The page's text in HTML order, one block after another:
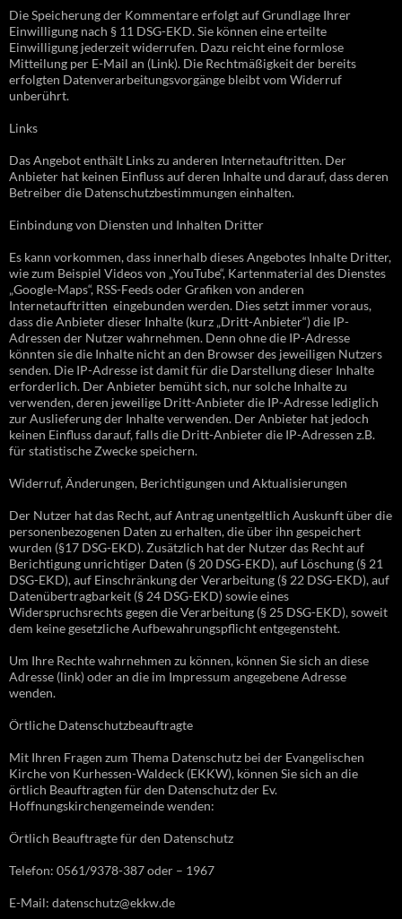
Die Speicherung der Kommentare erfolgt auf Grundlage Ihrer
Einwilligung nach § 11 DSG-EKD. Sie können eine erteilte
Einwilligung jederzeit widerrufen. Dazu reicht eine formlose
Mitteilung per E-Mail an (Link). Die Rechtmäßigkeit der bereits
erfolgten Datenverarbeitungsvorgänge bleibt vom Widerruf
unberührt.
Links
Das Angebot enthält Links zu anderen Internetauftritten. Der
Anbieter hat keinen Einfluss auf deren Inhalte und darauf, dass deren
Betreiber die Datenschutzbestimmungen einhalten.
Einbindung von Diensten und Inhalten Dritter
Es kann vorkommen, dass innerhalb dieses Angebotes Inhalte Dritter,
wie zum Beispiel Videos von „YouTube“, Kartenmaterial des Dienstes
„Google-Maps“, RSS-Feeds oder Grafiken von anderen
Internetauftritten eingebunden werden. Dies setzt immer voraus,
dass die Anbieter dieser Inhalte (kurz „Dritt-Anbieter“) die IP-
Adressen der Nutzer wahrnehmen. Denn ohne die IP-Adresse
könnten sie die Inhalte nicht an den Browser des jeweiligen Nutzers
senden. Die IP-Adresse ist damit für die Darstellung dieser Inhalte
erforderlich. Der Anbieter bemüht sich, nur solche Inhalte zu
verwenden, deren jeweilige Dritt-Anbieter die IP-Adresse lediglich
zur Auslieferung der Inhalte verwenden. Der Anbieter hat jedoch
keinen Einfluss darauf, falls die Dritt-Anbieter die IP-Adressen z.B.
für statistische Zwecke speichern.
Widerruf, Änderungen, Berichtigungen und Aktualisierungen
Der Nutzer hat das Recht, auf Antrag unentgeltlich Auskunft über die
personenbezogenen Daten zu erhalten, die über ihn gespeichert
wurden (§17 DSG-EKD). Zusätzlich hat der Nutzer das Recht auf
Berichtigung unrichtiger Daten (§ 20 DSG-EKD), auf Löschung (§ 21
DSG-EKD), auf Einschränkung der Verarbeitung (§ 22 DSG-EKD), auf
Datenübertragbarkeit (§ 24 DSG-EKD) sowie eines
Widerspruchsrechts gegen die Verarbeitung (§ 25 DSG-EKD), soweit
dem keine gesetzliche Aufbewahrungspflicht entgegensteht.
Um Ihre Rechte wahrnehmen zu können, können Sie sich an diese
Adresse (link) oder an die im Impressum angegebene Adresse
wenden.
Örtliche Datenschutzbeauftragte
Mit Ihren Fragen zum Thema Datenschutz bei der Evangelischen
Kirche von Kurhessen-Waldeck (EKKW), können Sie sich an die
örtlich Beauftragten für den Datenschutz der Ev.
Hoffnungskirchengemeinde wenden:
Örtlich Beauftragte für den Datenschutz
Telefon: 0561/9378-387 oder – 1967
E-Mail: datenschutz@ekkw.de